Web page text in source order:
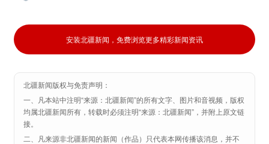
安装北疆新闻，免费浏览更多精彩新闻资讯
北疆新闻版权与免责声明：
一、凡本站中注明“来源：北疆新闻”的所有文字、图片和音视频，版权
均属北疆新闻所有，转载时必须注明“来源：北疆新闻”，并附上原文链
接。
二、凡来源非北疆新闻的新闻（作品）只代表本网传播该消息，并不